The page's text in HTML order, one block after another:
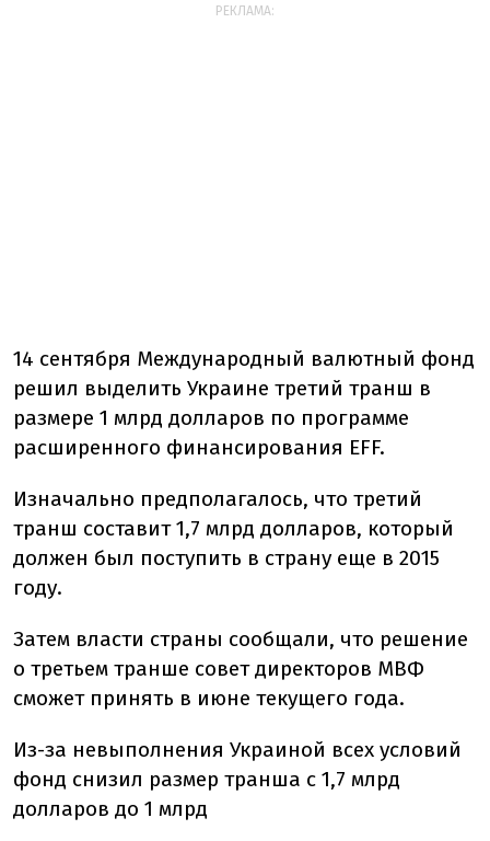
РЕКЛАМА:
14 сентября Международный валютный фонд
решил выделить Украине третий транш в
размере 1 млрд долларов по программе
расширенного финансирования EFF.
Изначально предполагалось, что третий
транш составит 1,7 млрд долларов, который
должен был поступить в страну еще в 2015
году.
Затем власти страны сообщали, что решение
о третьем транше совет директоров МВФ
сможет принять в июне текущего года.
Из-за невыполнения Украиной всех условий
фонд снизил размер транша с 1,7 млрд
долларов до 1 млрд